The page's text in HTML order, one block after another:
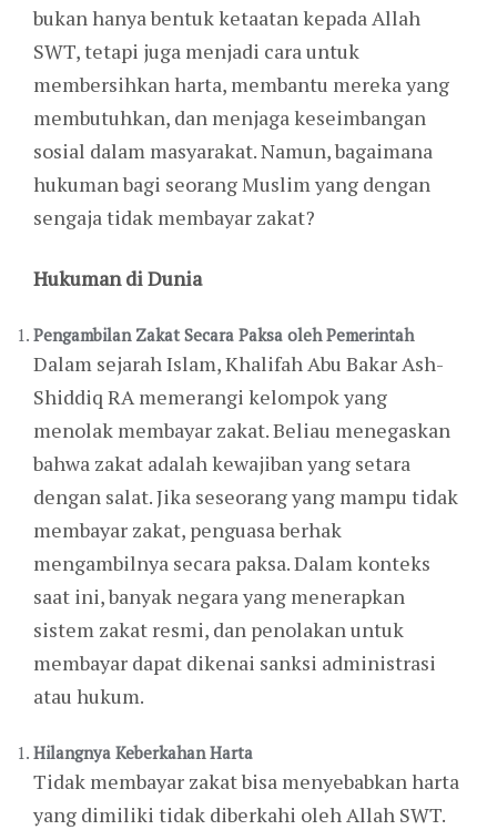
bukan hanya bentuk ketaatan kepada Allah
SWT, tetapi juga menjadi cara untuk
membersihkan harta, membantu mereka yang
membutuhkan, dan menjaga keseimbangan
sosial dalam masyarakat. Namun, bagaimana
hukuman bagi seorang Muslim yang dengan
sengaja tidak membayar zakat?
Hukuman di Dunia
Pengambilan Zakat Secara Paksa oleh Pemerintah
Dalam sejarah Islam, Khalifah Abu Bakar Ash-
Shiddiq RA memerangi kelompok yang
menolak membayar zakat. Beliau menegaskan
bahwa zakat adalah kewajiban yang setara
dengan salat. Jika seseorang yang mampu tidak
membayar zakat, penguasa berhak
mengambilnya secara paksa. Dalam konteks
saat ini, banyak negara yang menerapkan
sistem zakat resmi, dan penolakan untuk
membayar dapat dikenai sanksi administrasi
atau hukum.
Hilangnya Keberkahan Harta
Tidak membayar zakat bisa menyebabkan harta
yang dimiliki tidak diberkahi oleh Allah SWT.